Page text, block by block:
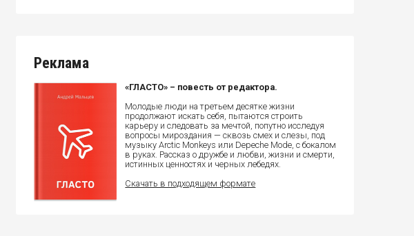
Реклама
«ГЛАСТО» – повесть от редактора.
Молодые люди на третьем десятке жизни
продолжают искать себя, пытаются строить
карьеру и следовать за мечтой, попутно исследуя
вопросы мироздания — сквозь смех и слезы, под
музыку Arctic Monkeys или Depeche Mode, с бокалом
в руках. Рассказ о дружбе и любви, жизни и смерти,
истинных ценностях и черных лебедях.
Скачать в подходящем формате